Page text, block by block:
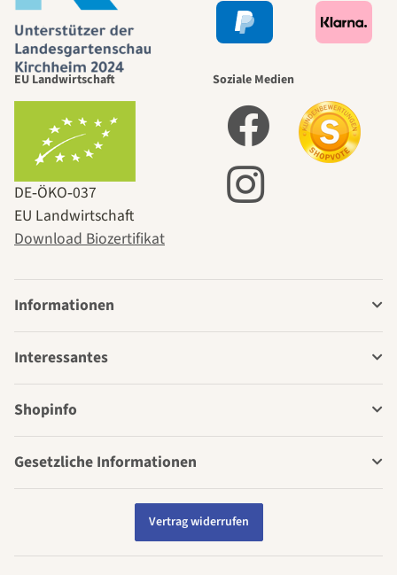
EU Landwirtschaft
DE‑ÖKO‑037
EU Landwirtschaft
Download Biozertifikat
Soziale Medien
Informationen
Interessantes
Shopinfo
Gesetzliche Informationen
Vertrag widerrufen